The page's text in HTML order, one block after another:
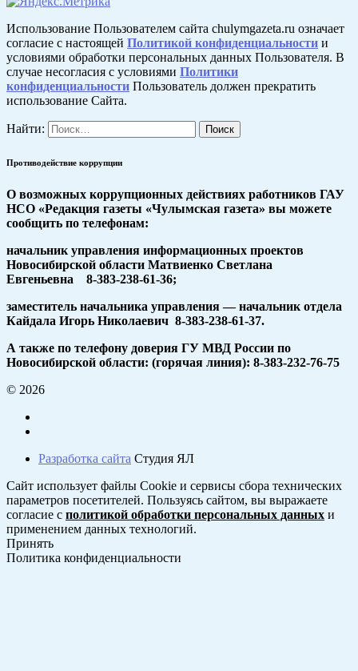
Использование Пользователем сайта chulymgazeta.ru означает
согласие с настоящей Политикой конфиденциальности и
условиями обработки персональных данных Пользователя. В
случае несогласия с условиями Политики
конфиденциальности Пользователь должен прекратить
использование Сайта.
Найти:
Противодействие коррупции
О возможных коррупционных действиях работников ГАУ
НСО «Редакция газеты «Чулымская газета» вы можете
сообщить по телефонам:
начальник управления информационных проектов
Новосибирской области Матвиенко Светлана
Евгеньевна 8-383-238-61-36;
заместитель начальника управления — начальник отдела
Кайдала Игорь Николаевич 8-383-238-61-37.
А также по телефону доверия ГУ МВД России по
Новосибирской области: (горячая линия): 8-383-232-76-75
© 2026
Разработка сайта Студия ЯЛ
Сайт использует файлы Cookie и сервисы сбора технических
параметров посетителей. Пользуясь сайтом, вы выражаете
согласие с политикой обработки персональных данных и
применением данных технологий.
Принять
Политика конфиденциальности